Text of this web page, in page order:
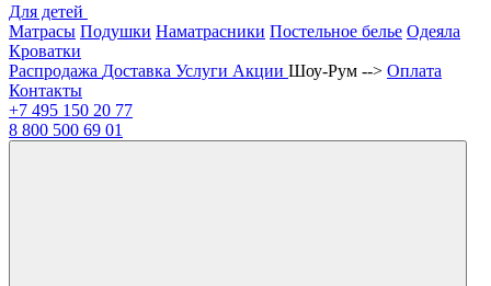
Для детей
Матрасы Подушки Наматрасники Постельное белье Одеяла
Кроватки
Распродажа Доставка Услуги Акции Шоу-Рум --> Оплата
Контакты
+7 495 150 20 77
8 800 500 69 01